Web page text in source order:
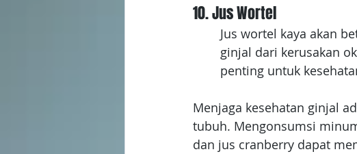
10. Jus Wortel
Jus wortel kaya akan
ginjal dari kerusakan
penting untuk
Menjaga kesehatan ginjal
tubuh. Mengonsumsi
dan jus cranberry dapat